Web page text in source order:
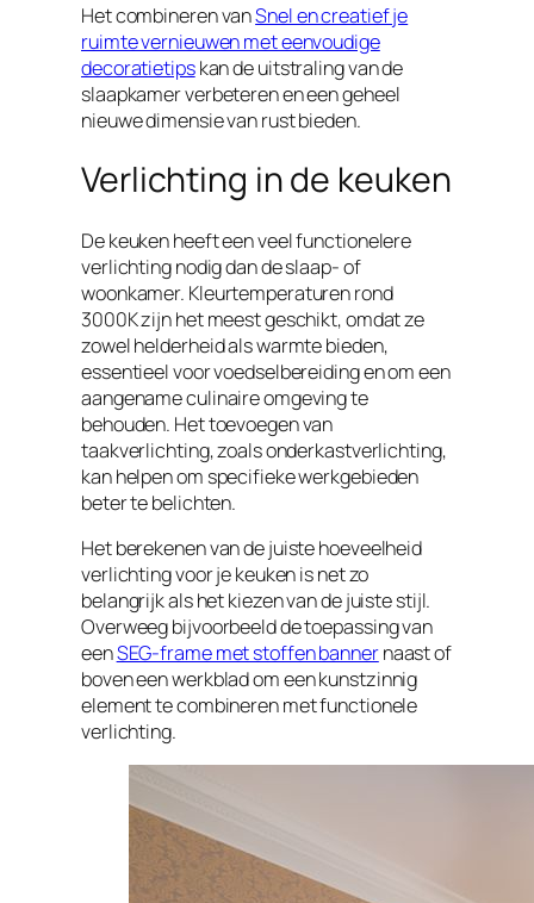
Het combineren vanSnel en creatief je
ruimte vernieuwen met eenvoudige
decoratietipskan de uitstraling van de
slaapkamer verbeteren en een geheel
nieuwe dimensie van rust bieden.
Verlichting in de keuken
De keuken heeft een veel functionelere
verlichting nodig dan de slaap- of
woonkamer. Kleurtemperaturen rond
3000K zijn het meest geschikt, omdat ze
zowel helderheid als warmte bieden,
essentieel voor voedselbereiding en om een
aangename culinaire omgeving te
behouden. Het toevoegen van
taakverlichting, zoals onderkastverlichting,
kan helpen om specifieke werkgebieden
beter te belichten.
Het berekenen van de juiste hoeveelheid
verlichting voor je keuken is net zo
belangrijk als het kiezen van de juiste stijl.
Overweeg bijvoorbeeld de toepassing van
eenSEG-frame met stoffen bannernaast of
boven een werkblad om een kunstzinnig
element te combineren met functionele
verlichting.